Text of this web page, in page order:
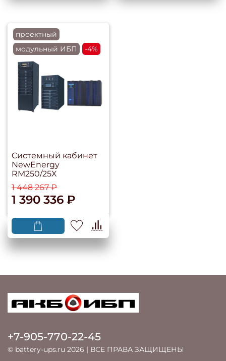
проектный
модульный ИБП
-4%
Cистемный кабинет
NewEnergy
RM250/25X
1 448 267 ₽
1 390 336 ₽
+7-905-770-22-45
© battery-ups.ru 2026 | ВСЕ ПРАВА ЗАЩИЩЕНЫ